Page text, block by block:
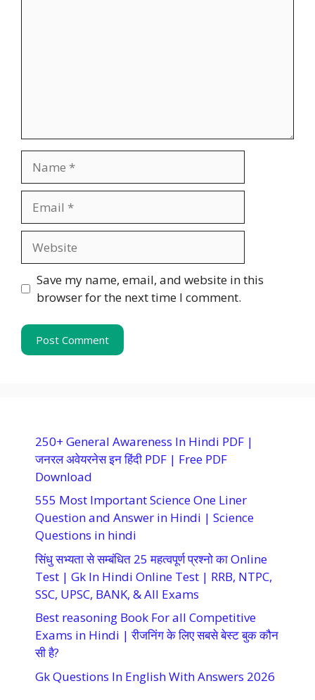
Save my name, email, and website in this
browser for the next time I comment.
250+ General Awareness In Hindi PDF |
जनरल अवेयरनेस इन हिंदी PDF | Free PDF
Download
555 Most Important Science One Liner
Question and Answer in Hindi | Science
Questions in hindi
सिंधु सभ्यता से सम्बंधित 25 महत्वपूर्ण प्रश्नो का Online
Test | Gk In Hindi Online Test | RRB, NTPC,
SSC, UPSC, BANK, & All Exams
Best reasoning Book For all Competitive
Exams in Hindi | रीजनिंग के लिए सबसे बेस्ट बुक कौन
सी है?
Gk Questions In English With Answers 2026